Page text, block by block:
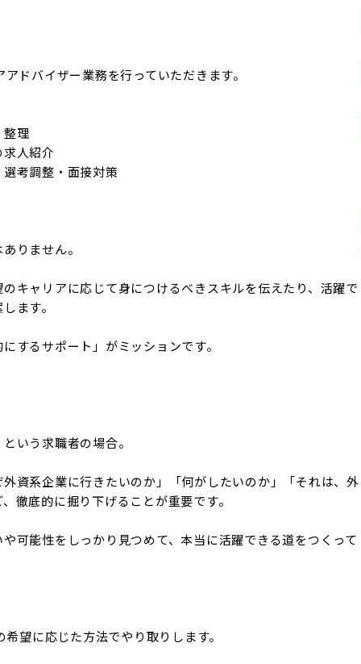
ドバイザー業務を行っていただきます。
整理
人紹介
考調整・面接対策
りません。
キャリアに応じて身につけるべきスキルを伝えたり、活躍で
ます。
するサポート」がミッションです。
いう求職者の場合。
資系企業に行きたいのか」「何がしたいのか」「それは、外
徹底的に掘り下げることが重要です。
可能性をしっかり見つめて、本当に活躍できる道をつくって
望に応じた方法でやり取りします。